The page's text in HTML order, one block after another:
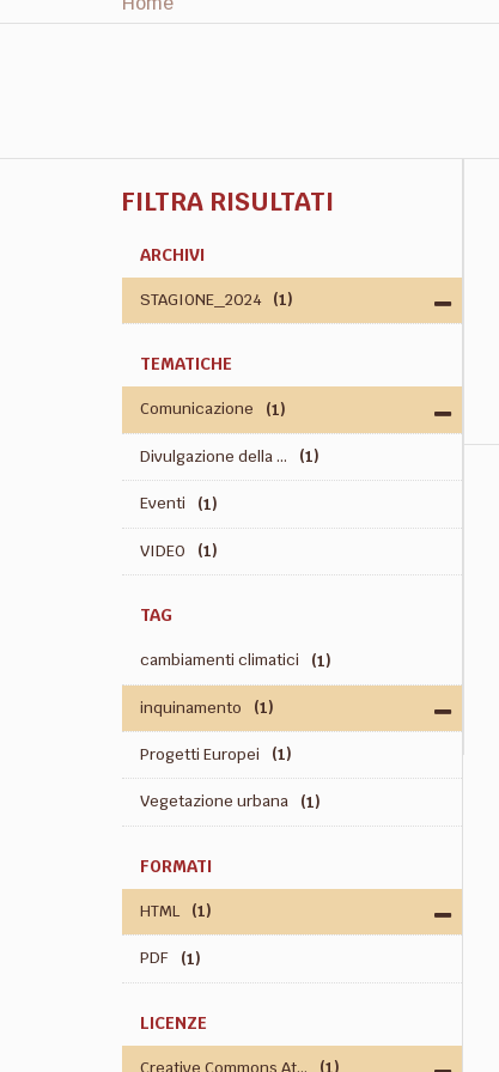
FILTRA RISULTATI
ARCHIVI
STAGIONE_2024 (1)
TEMATICHE
Comunicazione (1)
Divulgazione della ... (1)
Eventi (1)
VIDEO (1)
TAG
cambiamenti climatici (1)
inquinamento (1)
Progetti Europei (1)
Vegetazione urbana (1)
FORMATI
HTML (1)
PDF (1)
LICENZE